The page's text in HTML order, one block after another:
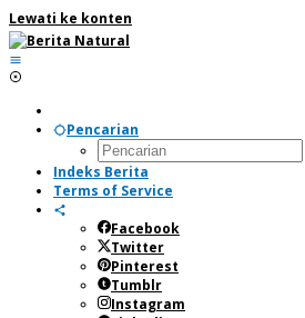
Lewati ke konten
Pencarian
Indeks Berita
Terms of Service
Facebook
Twitter
Pinterest
Tumblr
Instagram